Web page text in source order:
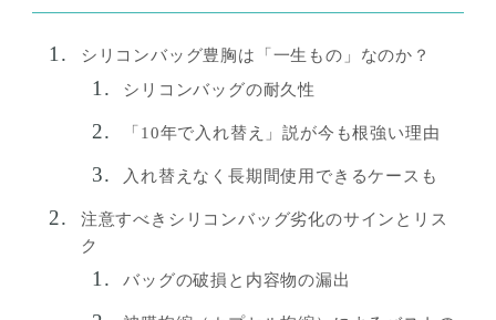
シリコンバッグ豊胸は「一生もの」なのか？
シリコンバッグの耐久性
「10年で入れ替え」説が今も根強い理由
入れ替えなく長期間使用できるケースも
注意すべきシリコンバッグ劣化のサインとリス
ク
バッグの破損と内容物の漏出